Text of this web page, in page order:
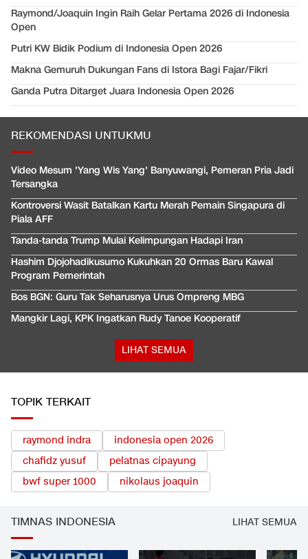
Raymond/Joaquin Ingin Raih Gelar Pertama 2026 di Indonesia
Open
Putri KW Bidik Podium di Indonesia Open 2026
Makna Gemuruh Dukungan Fans di Istora Bagi Fajar/Fikri
Ganda Putra Ditarget Juara Indonesia Open 2026
REKOMENDASI UNTUKMU
Video Mesum 'Yang Wis Yang' Banyuwangi, Pemeran Pria Jadi
Tersangka
Kontroversi Wasit Batalkan Kartu Merah Pemain Singapura di
Piala AFF
Tanda-tanda Trump Mulai Kelimpungan Hadapi Iran
Hashim Djojohadikusumo Kukuhkan 20 Ormas Baru Kawal
Program Pemerintah
Bos BGN: Guru Tak Seharusnya Urus Ompreng MBG
Mangkir Lagi, KPK Ingatkan Rudy Tanoe Kooperatif
LIHAT SEMUA
TOPIK TERKAIT
raymond indra
indonesia open 2026
chafidz yusuf
pelatnas cipayung
bwf super 1000
nikolaus joaquin
TIMNAS INDONESIA LIHAT SEMUA